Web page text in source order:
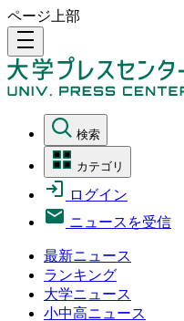
ページ上部
density_medium
検索
カテゴリ
ログイン
ニュースを受信
最新ニュース
ランキング
大学ニュース
小中高ニュース